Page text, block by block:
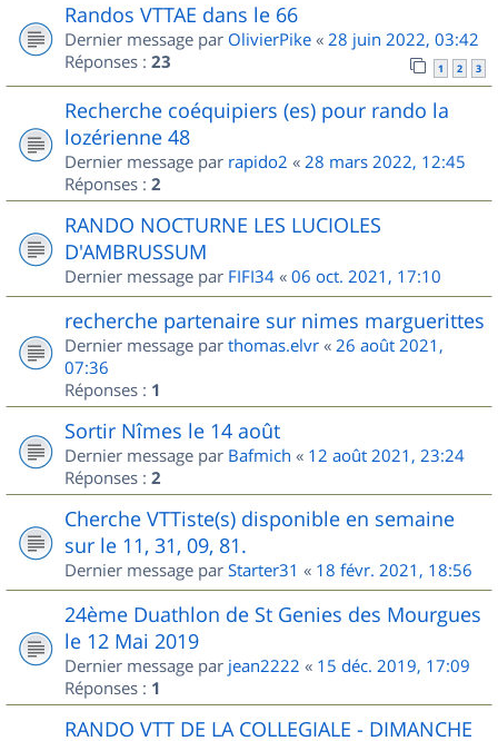
Randos VTTAE dans le 66
Dernier message par OlivierPike « 28 juin 2022, 03:42
Réponses : 23 1 2 3
Recherche coéquipiers (es) pour rando la
lozérienne 48
Dernier message par rapido2 « 28 mars 2022, 12:45
Réponses : 2
RANDO NOCTURNE LES LUCIOLES
D'AMBRUSSUM
Dernier message par FIFI34 « 06 oct. 2021, 17:10
recherche partenaire sur nimes marguerittes
Dernier message par thomas.elvr « 26 août 2021,
07:36
Réponses : 1
Sortir Nîmes le 14 août
Dernier message par Bafmich « 12 août 2021, 23:24
Réponses : 2
Cherche VTTiste(s) disponible en semaine
sur le 11, 31, 09, 81.
Dernier message par Starter31 « 18 févr. 2021, 18:56
24ème Duathlon de St Genies des Mourgues
le 12 Mai 2019
Dernier message par jean2222 « 15 déc. 2019, 17:09
Réponses : 1
RANDO VTT DE LA COLLEGIALE - DIMANCHE